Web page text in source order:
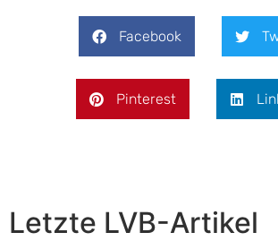
Facebook
Pinterest
Letzte LVB-Artikel